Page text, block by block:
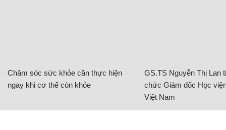
Chăm sóc sức khỏe cần thực hiện
ngay khi cơ thể còn khỏe
GS.TS Nguyễn Thị Lan
chức Giám đốc Học
Việt Nam